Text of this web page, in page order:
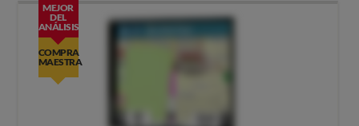
MEJOR
DEL
ANÁLISIS
COMPRA
MAESTRA